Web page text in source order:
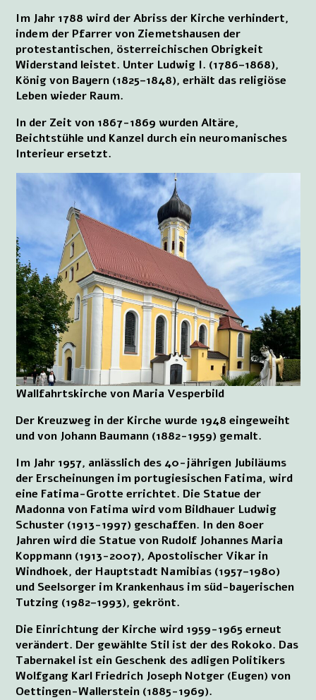
Im Jahr 1788 wird der Abriss der Kirche verhindert,
indem der Pfarrer von Ziemetshausen der
protestantischen, österreichischen Obrigkeit
Widerstand leistet. Unter Ludwig I. (1786–1868),
König von Bayern (1825–1848), erhält das religiöse
Leben wieder Raum.
In der Zeit von 1867-1869 wurden Altäre,
Beichtstühle und Kanzel durch ein neuromanisches
Interieur ersetzt.
Wallfahrtskirche von Maria Vesperbild
Der Kreuzweg in der Kirche wurde 1948 eingeweiht
und von Johann Baumann (1882-1959) gemalt.
Im Jahr 1957, anlässlich des 40-jährigen Jubiläums
der Erscheinungen im portugiesischen Fatima, wird
eine Fatima-Grotte errichtet. Die Statue der
Madonna von Fatima wird vom Bildhauer Ludwig
Schuster (1913-1997) geschaffen. In den 80er
Jahren wird die Statue von Rudolf Johannes Maria
Koppmann (1913-2007), Apostolischer Vikar in
Windhoek, der Hauptstadt Namibias (1957–1980)
und Seelsorger im Krankenhaus im süd-bayerischen
Tutzing (1982–1993), gekrönt.
Die Einrichtung der Kirche wird 1959-1965 erneut
verändert. Der gewählte Stil ist der des Rokoko. Das
Tabernakel ist ein Geschenk des adligen Politikers
Wolfgang Karl Friedrich Joseph Notger (Eugen) von
Oettingen-Wallerstein (1885-1969).